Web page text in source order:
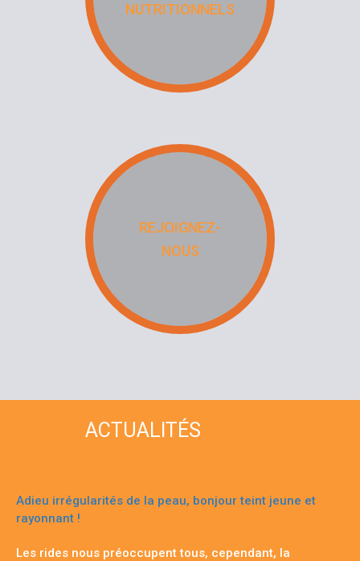
NUTRITIONNELS
REJOIGNEZ-
NOUS
ACTUALITÉS
Adieu irrégularités de la peau, bonjour teint jeune et
rayonnant !
Les rides nous préoccupent tous, cependant, la